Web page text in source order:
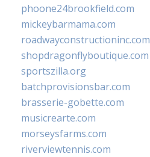
phoone24brookfield.com
mickeybarmama.com
roadwayconstructioninc.com
shopdragonflyboutique.com
sportszilla.org
batchprovisionsbar.com
brasserie-gobette.com
musicrearte.com
morseysfarms.com
riverviewtennis.com